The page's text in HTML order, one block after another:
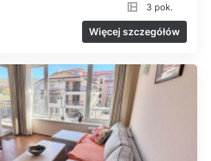
3 pok.
Więcej szczegółów